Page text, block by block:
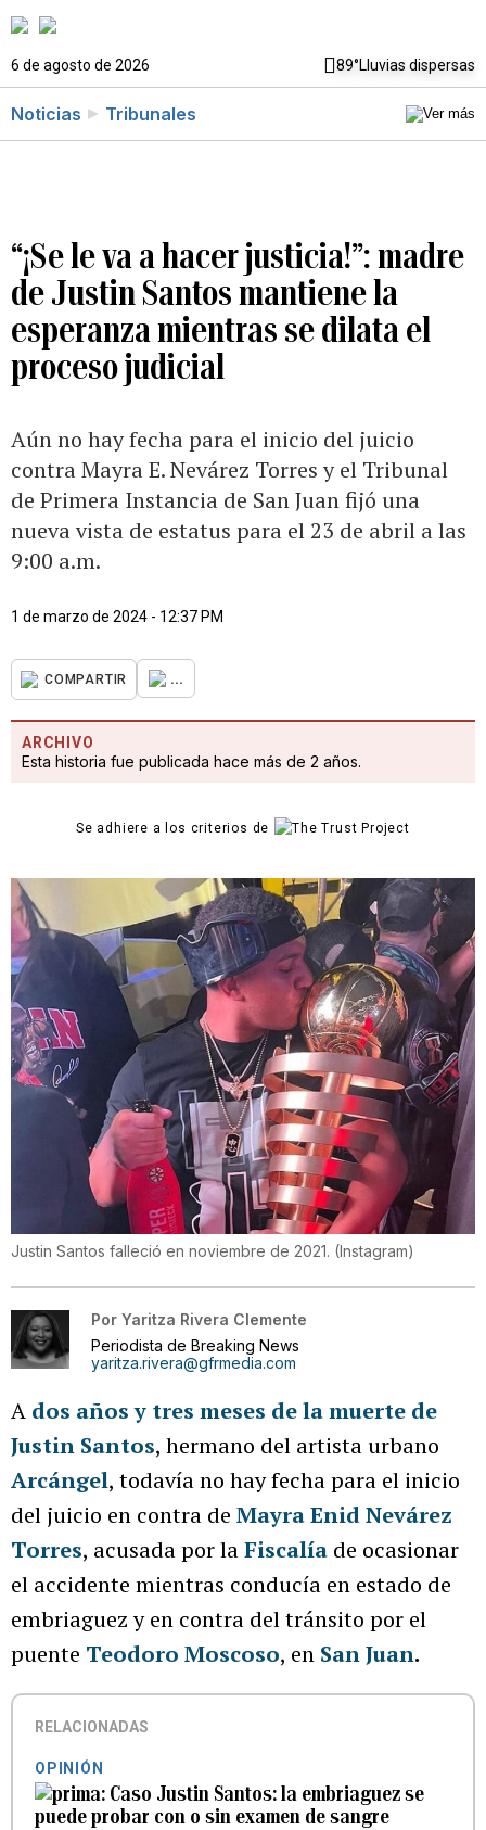
6 de agosto de 2026 89°Lluvias dispersas
Noticias Tribunales
“¡Se le va a hacer justicia!”: madre
de Justin Santos mantiene la
esperanza mientras se dilata el
proceso judicial
Aún no hay fecha para el inicio del juicio
contra Mayra E. Nevárez Torres y el Tribunal
de Primera Instancia de San Juan fijó una
nueva vista de estatus para el 23 de abril a las
9:00 a.m.
1 de marzo de 2024 - 12:37 PM
COMPARTIR ...
ARCHIVO
Esta historia fue publicada hace más de 2 años.
Se adhiere a los criterios de
Justin Santos falleció en noviembre de 2021. (Instagram)
Por Yaritza Rivera Clemente
Periodista de Breaking News
yaritza.rivera@gfrmedia.com
A dos años y tres meses de la muerte de
Justin Santos, hermano del artista urbano
Arcángel, todavía no hay fecha para el inicio
del juicio en contra de Mayra Enid Nevárez
Torres, acusada por laFiscalía de ocasionar
el accidente mientras conducía en estado de
embriaguez y en contra del tránsito por el
puente Teodoro Moscoso, en San Juan.
RELACIONADAS
OPINIÓN
Caso Justin Santos: la embriaguez se
puede probar con o sin examen de sangre